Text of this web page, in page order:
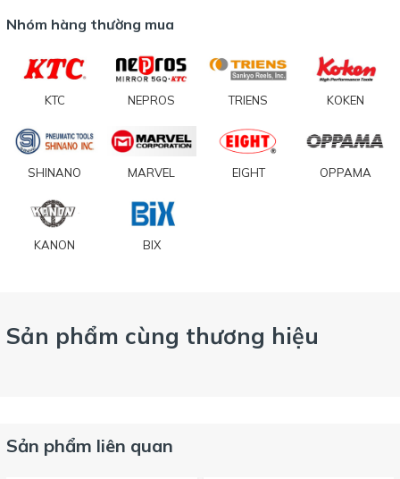
Nhóm hàng thường mua
KTC NEPROS TRIENS KOKEN
SHINANO MARVEL EIGHT OPPAMA
KANON BIX
Sản phẩm cùng thương hiệu
Sản phẩm liên quan